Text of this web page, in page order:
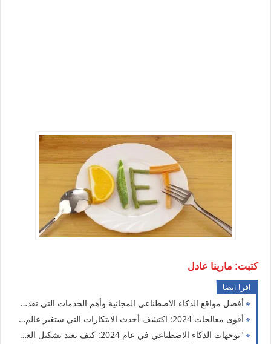
كتبت: مارينا عادل
اقرا ايضا
أفضل مواقع الذكاء الاصطناعي المجانية وأهم الخدمات التي تقدمها
أقوى معالجات 2024: اكتشف أحدث الابتكارات التي ستغير عالم الألعاب والإنتاجية
"توجهات الذكاء الاصطناعي في عام 2024: كيف يعيد تشكيل العالم من حولنا؟"